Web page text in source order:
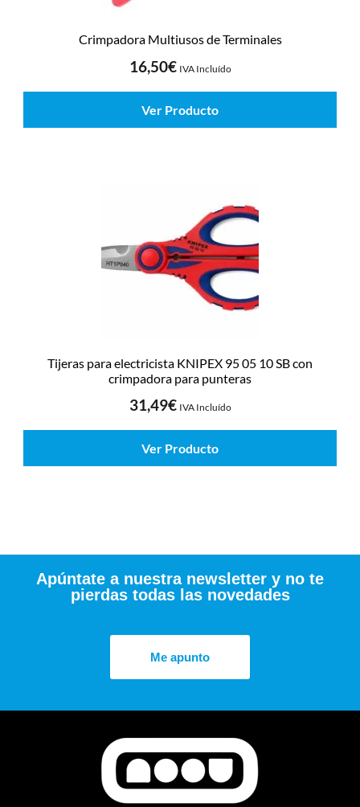
Crimpadora Multiusos de Terminales
16,50€ IVA Incluído
Ver Producto
Tijeras para electricista KNIPEX 95 05 10 SB con
crimpadora para punteras
31,49€ IVA Incluído
Ver Producto
Apúntate a nuestra newsletter y no te
pierdas todas las novedades
Me apunto